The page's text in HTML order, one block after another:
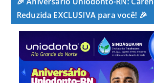
Reduzida EXCLUSIVA para você! 🎉